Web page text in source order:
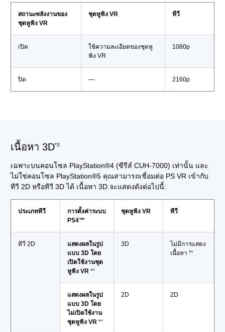
สถานะพลังงานของ
ชุดหูฟัง VR
ชุดหูฟัง VR ทีวี
เปิด
ใช้ความละเอียดของชุดหู
ฟัง VR
1080p
ปิด ― 2160p
เนื้อหา 3D*3
เฉพาะบนคอนโซล PlayStation®4 (ซีรีส์ CUH-7000) เท่านั้น และ
ไม่ใช่คอนโซล PlayStation®5 คุณสามารถเชื่อมต่อ PS VR เข้ากับ
ทีวี 2D หรือทีวี 3D ได้ เนื้อหา 3D จะแสดงดังต่อไปนี้:
ประเภททีวี
การตั้งค่าระบบ
PS4™
ชุดหูฟัง VR ทีวี
ทีวี 2D
แสดงผลในรูป
แบบ 3D โดย
เปิดใช้งานชุด
หูฟัง VR *4
3D
ไม่มีการแสดง
เนื้อหา *5
แสดงผลในรูป
แบบ 3D โดย
ไม่เปิดใช้งาน
ชุดหูฟัง VR *4
2D 2D